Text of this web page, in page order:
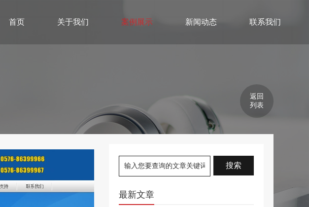
首页 关于我们 案例展示 新闻动态 联系我们
返回
列表
最新文章